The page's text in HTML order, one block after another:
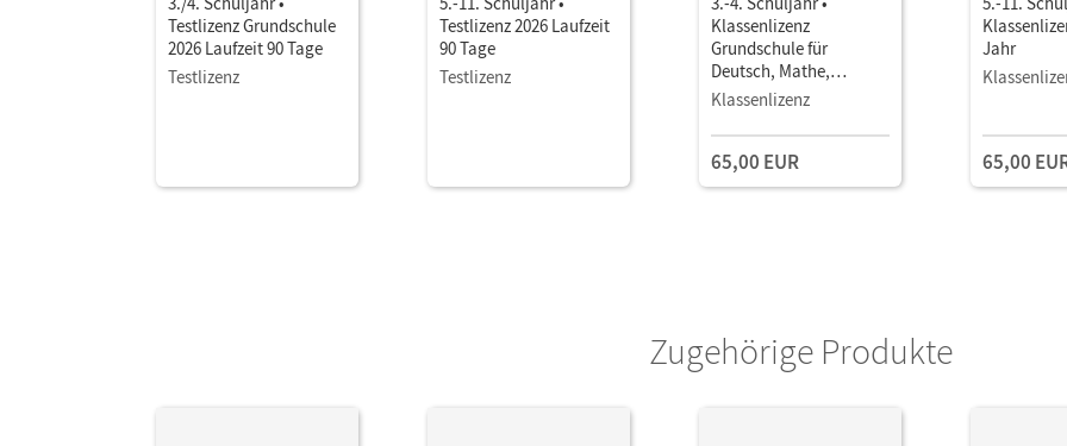
Testlizenz Grundschule
2026 Laufzeit 90 Tage
Testlizenz
Testlizenz 2026 Laufzeit
90 Tage
Testlizenz
Klassenlizenz
Grundschule für
Deutsch, Mathe,
Englisch
Klassenlizenz
65,00 EUR
Jahr
65,00
Zugehörige Produkte